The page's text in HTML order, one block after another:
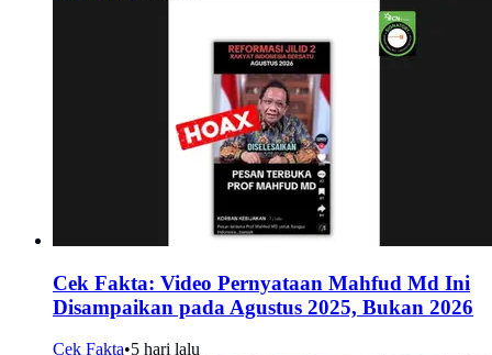
Cek Fakta: Video Pernyataan Mahfud Md Ini
Disampaikan pada Agustus 2025, Bukan 2026
Cek Fakta•5 hari lalu